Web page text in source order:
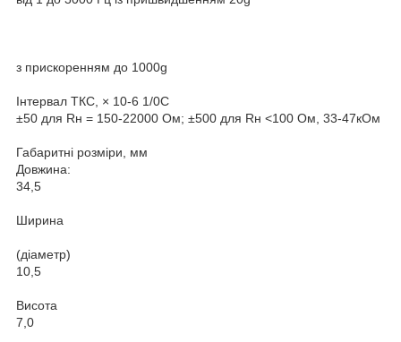
з прискоренням до 1000g
Інтервал ТКС, × 10-6 1/0С
±50 для Rн = 150-22000 Ом; ±500 для Rн <100 Ом, 33-47кОм
Габаритні розміри, мм
Довжина:
34,5
Ширина
(діаметр)
10,5
Висота
7,0